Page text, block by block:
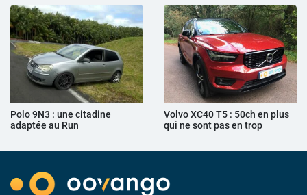
Polo 9N3 : une citadine
adaptée au Run
Volvo XC40 T5 : 50ch en plus
qui ne sont pas en trop